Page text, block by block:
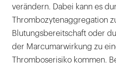
verändern. Dabei kann es
Thrombozytenaggregation
Blutungsbereitschaft oder
der Marcumarwirkung zu
Thromboserisiko kommen.